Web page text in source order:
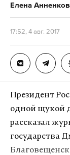
Елена
17:52, 4 авг. 2017
Президент
одной щукой
рассказал
государства
Благовещенск